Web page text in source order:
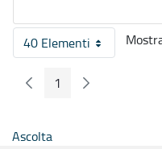
40 ElementiPer pagina
Pagina Precedente
Pagina
1 Pagina Seguente
Ascolta